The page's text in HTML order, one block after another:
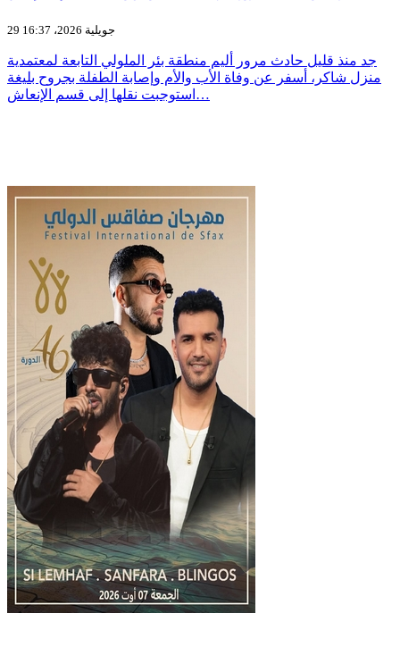
29 جويلية 2026، 16:37
جد منذ قليل حادث مرور أليم منطقة بئر الملولي التابعة لمعتمدية
منزل شاكر، أسفر عن وفاة الأب والأم وإصابة الطفلة بجروح بليغة
استوجبت نقلها إلى قسم الإنعاش…